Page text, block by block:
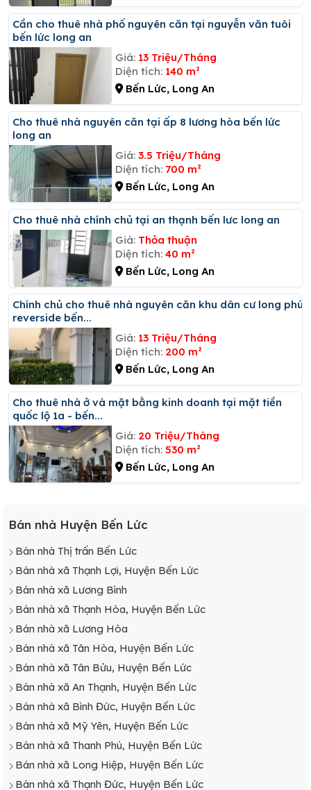
Cần cho thuê nhà phố nguyên căn tại nguyễn văn tuôi
bến lức long an
Giá: 13 Triệu/Tháng
Diện tích: 140 m²
Bến Lức, Long An
Cho thuê nhà nguyên căn tại ấp 8 lương hòa bến lức
long an
Giá: 3.5 Triệu/Tháng
Diện tích: 700 m²
Bến Lức, Long An
Cho thuê nhà chính chủ tại an thạnh bến lưc long an
Giá: Thỏa thuận
Diện tích: 40 m²
Bến Lức, Long An
Chính chủ cho thuê nhà nguyên căn khu dân cư long phú
reverside bến...
Giá: 13 Triệu/Tháng
Diện tích: 200 m²
Bến Lức, Long An
Cho thuê nhà ở và mặt bằng kinh doanh tại mặt tiền
quốc lộ 1a - bến...
Giá: 20 Triệu/Tháng
Diện tích: 530 m²
Bến Lức, Long An
Bán nhà Huyện Bến Lức
Bán nhà Thị trấn Bến Lức
Bán nhà xã Thạnh Lợi, Huyện Bến Lức
Bán nhà xã Lương Bình
Bán nhà xã Thạnh Hòa, Huyện Bến Lức
Bán nhà xã Lương Hòa
Bán nhà xã Tân Hòa, Huyện Bến Lức
Bán nhà xã Tân Bửu, Huyện Bến Lức
Bán nhà xã An Thạnh, Huyện Bến Lức
Bán nhà xã Bình Đức, Huyện Bến Lức
Bán nhà xã Mỹ Yên, Huyện Bến Lức
Bán nhà xã Thanh Phú, Huyện Bến Lức
Bán nhà xã Long Hiệp, Huyện Bến Lức
Bán nhà xã Thạnh Đức, Huyện Bến Lức